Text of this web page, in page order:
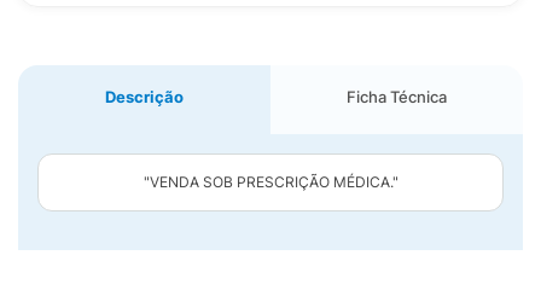
Descrição Ficha Técnica
"VENDA SOB PRESCRIÇÃO MÉDICA."